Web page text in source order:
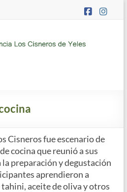
Cisneros fue escenario de
cocina que reunió a sus
preparación y degustación
aprendieron a
aceite de oliva y otros